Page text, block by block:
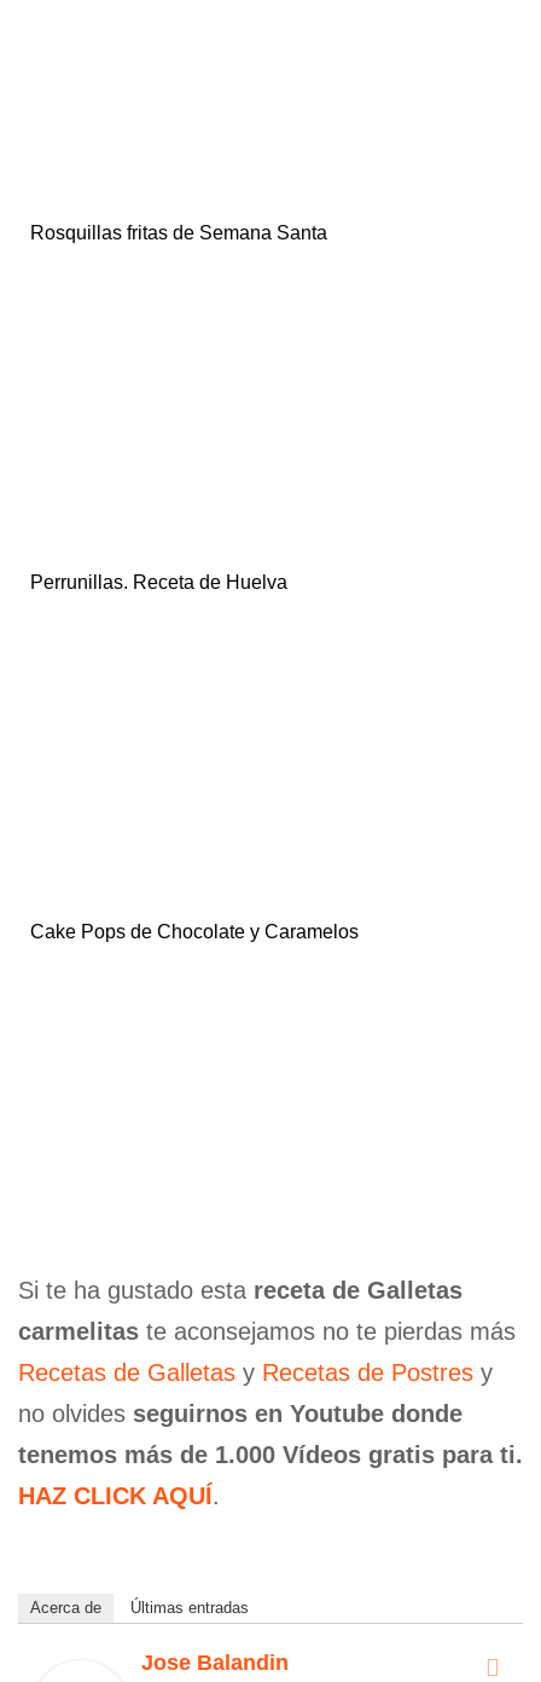
Rosquillas fritas de Semana Santa
Perrunillas. Receta de Huelva
Cake Pops de Chocolate y Caramelos
Si te ha gustado esta receta de Galletas
carmelitas te aconsejamos no te pierdas más
Recetas de Galletas y Recetas de Postres y
no olvides seguirnos en Youtube donde
tenemos más de 1.000 Vídeos gratis para ti.
HAZ CLICK AQUÍ.
Acerca de Últimas entradas
Jose Balandin